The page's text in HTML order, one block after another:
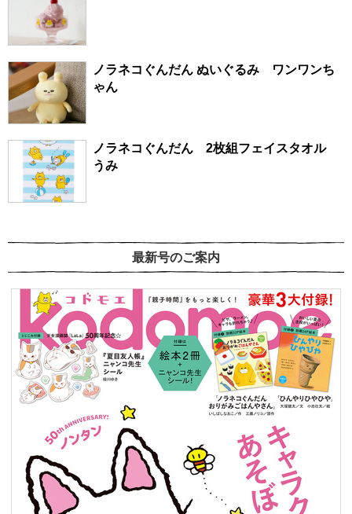
ノラネコぐんだん ぬいぐるみ ワンワンち
ゃん
ノラネコぐんだん 2枚組フェイスタオル
うみ
最新号のご案内